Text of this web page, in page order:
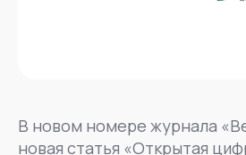
В новом номере журнала
новая статья «Открытая